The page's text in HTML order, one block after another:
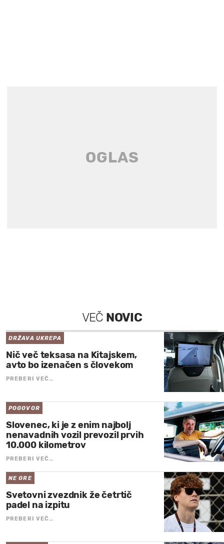
VEČ NOVIC
DRŽAVA UKREPA
Nič več teksasa na Kitajskem,
avto bo izenačen s človekom
PREBERI VEČ…
POGOVOR
Slovenec, ki je z enim najbolj
nenavadnih vozil prevozil prvih
10.000 kilometrov
PREBERI VEČ…
NE GRE
Svetovni zvezdnik že četrtič
padel na izpitu
PREBERI VEČ…